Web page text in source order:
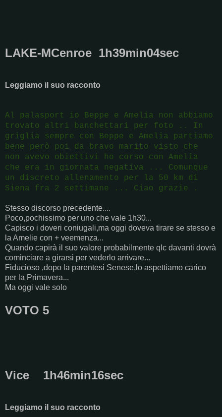
LAKE-MCenroe 1h39min04sec
Leggiamo il suo racconto
Al palasport io Beppe e Amelia non abbiamo
trovato altri banchettari per foto .. In
griglia sempre con Beppe e Amelia partiamo
bene però poi da bravo marito visto che
non avevo obiettivi ho corso con Amelia
che era in giornata negativa ... Comunque
un discreto allenamento per la 50 km di
Siena fra 2 settimane ... Ciao grazie .
Stesso discorso precedente....
Poco,pochissimo per uno che vale 1h30...
Capisco i doveri coniugali,ma oggi doveva tirare se stesso e
la Amelie con + veemenza...
Quando capirà il suo valore probabilmente qlc davanti dovrà
cominciare a girarsi per vederlo arrivare...
Fiducioso ,dopo la parentesi Senese,lo aspettiamo carico
per la Primavera...
Ma oggi vale solo
VOTO 5
Vice 1h46min16sec
Leggiamo il suo racconto